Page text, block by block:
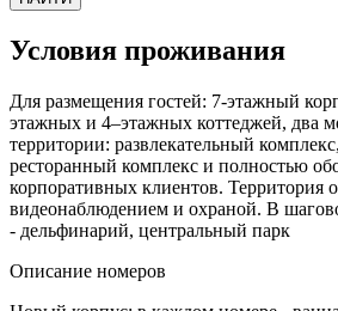
Условия проживания
Для размещения гостей: 7-этажный
этажных и 4–этажных коттеджей, два
территории: развлекательный
ресторанный комплекс и полностью
корпоративных клиентов. Территория
видеонаблюдением и охраной. В
- дельфинарий, центральный парк
Описание номеров